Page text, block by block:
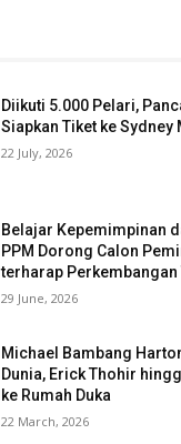
Diikuti 5.000 Pelari,
Siapkan Tiket ke Sydney
22 July, 2026
Belajar Kepemimpinan
PPM Dorong Calon
terharap Perkembangan
29 June, 2026
Michael Bambang
Dunia, Erick Thohir
ke Rumah Duka
22 March, 2026